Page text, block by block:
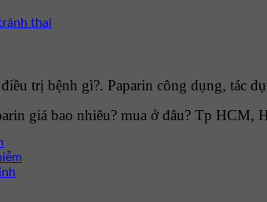
thai
trị bệnh gì?. Paparin công dụng, tác
giá bao nhiêu? mua ở đâu? Tp